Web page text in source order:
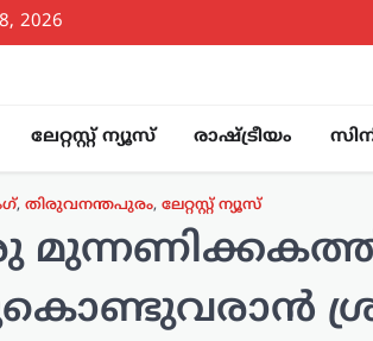
2026
ലേറ്റസ്റ്റ് ന്യൂസ് രാഷ്ട്രീയം
, തിരുവനന്തപുരം, ലേറ്റസ്റ്റ് ന്യൂസ്